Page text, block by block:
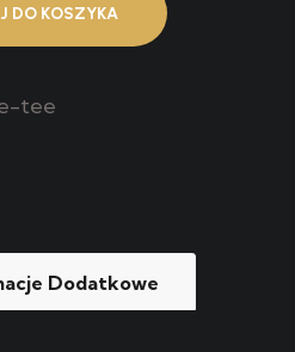
DO KOSZYKA
tee
Dodatkowe